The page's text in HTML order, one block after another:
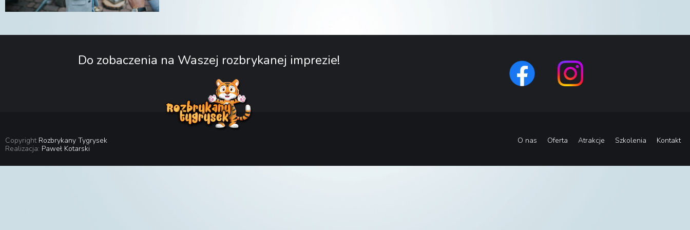
Do zobaczenia na Waszej rozbrykanej imprezie!
Copyright Rozbrykany Tygrysek
Realizacja: Paweł Kotarski
O nas Oferta Atrakcje Szkolenia Kontakt